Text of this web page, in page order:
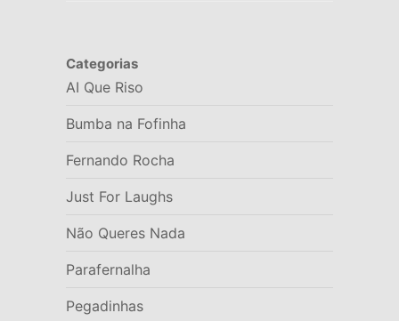
Categorias
AI Que Riso
Bumba na Fofinha
Fernando Rocha
Just For Laughs
Não Queres Nada
Parafernalha
Pegadinhas